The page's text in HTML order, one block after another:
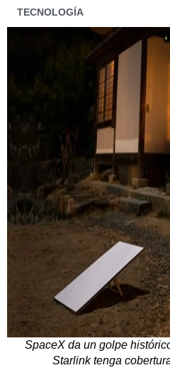
TECNOLOGÍA
SpaceX da un golpe
Starlink tenga